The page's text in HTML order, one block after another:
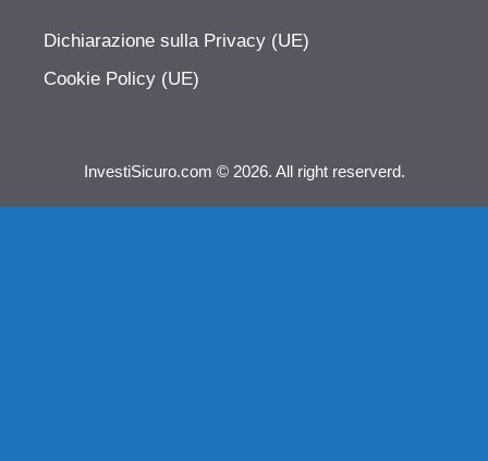
Dichiarazione sulla Privacy (UE)
Cookie Policy (UE)
InvestiSicuro.com © 2026. All right reserverd.